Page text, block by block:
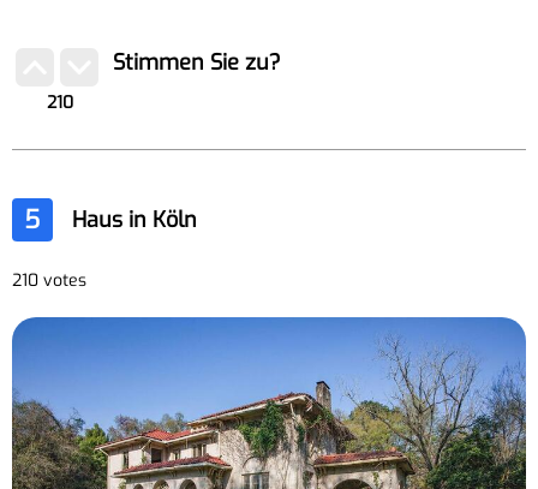
210
Stimmen Sie zu?
5 Haus in Köln
210 votes